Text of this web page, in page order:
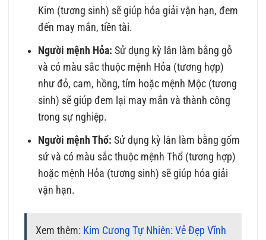
Kim (tương sinh) sẽ giúp hóa giải vận hạn, đem
đến may mắn, tiền tài.
Người mệnh Hỏa: Sử dụng kỳ lân làm bằng gỗ
và có màu sắc thuộc mệnh Hỏa (tương hợp)
như đỏ, cam, hồng, tím hoặc mệnh Mộc (tương
sinh) sẽ giúp đem lại may mắn và thành công
trong sự nghiệp.
Người mệnh Thổ: Sử dụng kỳ lân làm bằng gốm
sứ và có màu sắc thuộc mệnh Thổ (tương hợp)
hoặc mệnh Hỏa (tương sinh) sẽ giúp hóa giải
vận hạn.
Xem thêm: Kim Cương Tự Nhiên: Vẻ Đẹp Vĩnh